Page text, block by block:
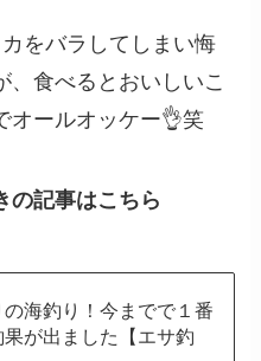
をバラしてしまい悔
、食べるとおいしいこ
オールオッケー👌笑
の記事はこちら
の海釣り！今までで１番
が出ました【エサ釣